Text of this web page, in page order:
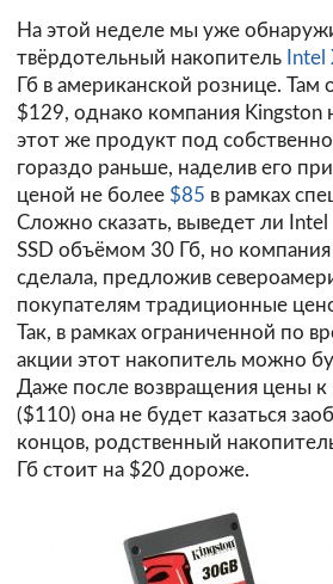
На этой неделе мы уже
твёрдотельный накопитель Intel
Гб в американской рознице. Там
$129, однако компания Kingston
этот же продукт под
гораздо раньше, наделив его
ценой не более $85 в рамках
Сложно сказать, выведет ли
SSD объёмом 30 Гб, но компания
сделала, предложив
покупателям традиционные
Так, в рамках ограниченной по
акции этот накопитель можно
Даже после возвращения цены
($110) она не будет казаться
концов, родственный
Гб стоит на $20 дороже.